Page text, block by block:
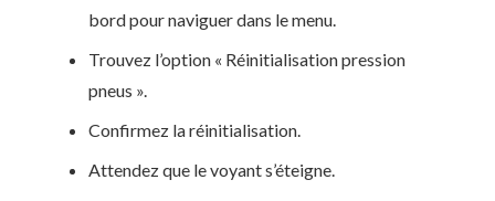
bord pour naviguer dans le menu.
Trouvez l’option « Réinitialisation pression
pneus ».
Confirmez la réinitialisation.
Attendez que le voyant s’éteigne.